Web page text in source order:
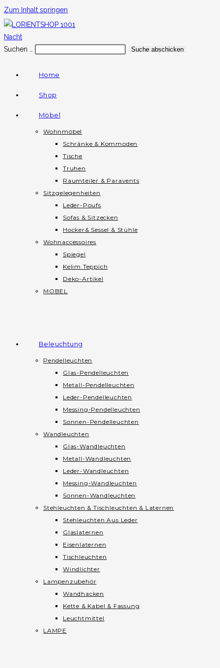
Zum Inhalt springen
Suchen … Suche abschicken
Home
Shop
Möbel
Wohnmöbel
Schränke & Kommoden
Tische
Truhen
Raumteiler & Paravents
Sitzgelegenheiten
Leder-Poufs
Sofas & Sitzecken
Hocker& Sessel & Stühle
Wohnaccessoires
Spiegel
Kelim Teppich
Deko-Artikel
MOBEL
Beleuchtung
Pendelleuchten
Glas-Pendelleuchten
Metall-Pendelleuchten
Leder-Pendelleuchten
Messing-Pendelleuchten
Sonnen-Pendelleuchten
Wandleuchten
Glas-Wandleuchten
Metall-Wandleuchten
Leder-Wandleuchten
Messing-Wandleuchten
Sonnen-Wandleuchten
Stehleuchten & Tischleuchten & Laternen
Stehleuchten Aus Leder
Glaslaternen
Eisenlaternen
Tischleuchten
Windlichter
Lampenzubehör
Wandhacken
Kette & Kabel & Fassung
Leuchtmittel
LAMPE